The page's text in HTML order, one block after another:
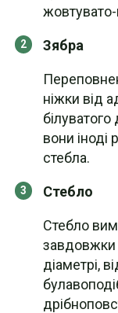
Зябра
ніжки від
вони іноді
стебла.
Стебло
Стебло
діаметрі,